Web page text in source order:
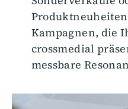
Kampagnen, die
crossmedial
messbare